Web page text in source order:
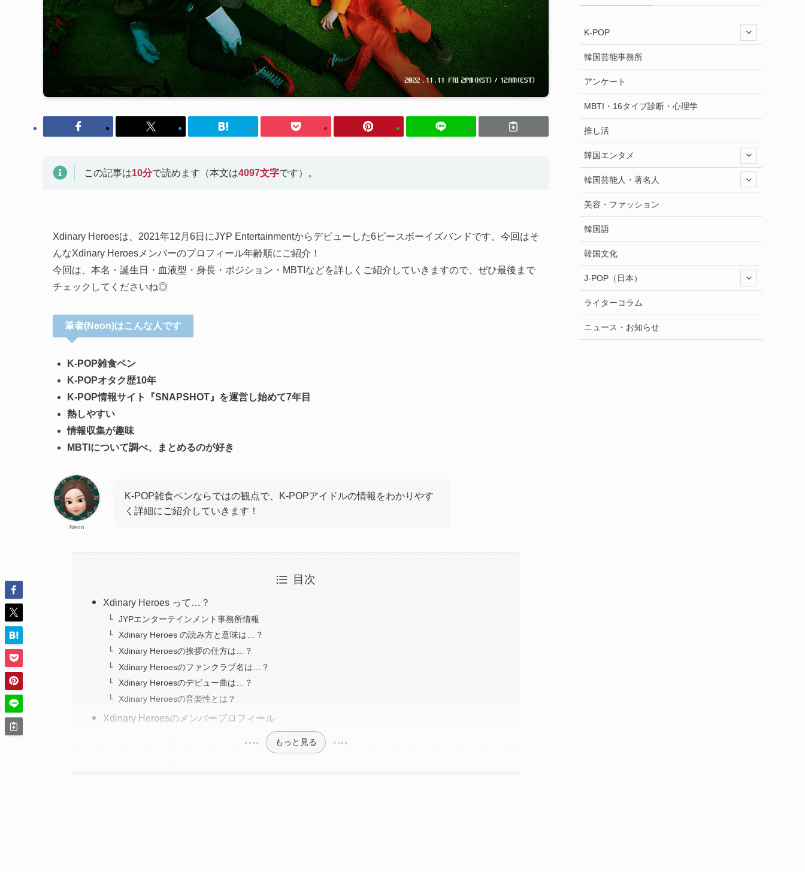
この記事は10分で読めます（本文は4097文字です）。
Xdinary Heroesは、2021年12月6日にJYP Entertainmentからデビューした6ピースボーイズバンドです。今回はそ
んなXdinary Heroesメンバーのプロフィール年齢順にご紹介！
今回は、本名・誕生日・血液型・身長・ポジション・MBTIなどを詳しくご紹介していきますので、ぜひ最後まで
チェックしてくださいね◎
筆者(Neon)はこんな人です
K-POP雑食ペン
K-POPオタク歴10年
K-POP情報サイト『SNAPSHOT』を運営し始めて7年目
熱しやすい
情報収集が趣味
MBTIについて調べ、まとめるのが好き
Neon
K-POP雑食ペンならではの観点で、K-POPアイドルの情報をわかりやす
く詳細にご紹介していきます！
目次
Xdinary Heroes って…？
JYPエンターテインメント事務所情報
Xdinary Heroes の読み方と意味は…？
Xdinary Heroesの挨拶の仕方は…？
Xdinary Heroesのファンクラブ名は…？
Xdinary Heroesのデビュー曲は…？
Xdinary Heroesの音楽性とは？
Xdinary Heroesのメンバープロフィール
もっと見る
K-POP
韓国芸能事務所
アンケート
MBTI・16タイプ診断・心理学
推し活
韓国エンタメ
韓国芸能人・著名人
美容・ファッション
韓国語
韓国文化
J-POP（日本）
ライターコラム
ニュース・お知らせ